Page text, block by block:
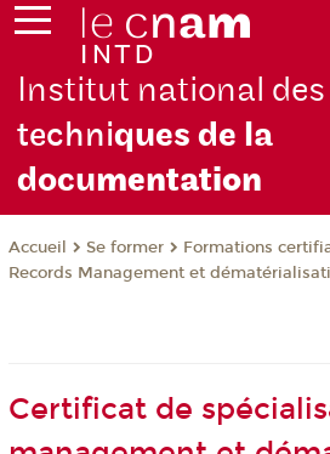
Institut national des
techniques de la
documentation
Accueil Se former
Formations
Records Management et
Certificat de